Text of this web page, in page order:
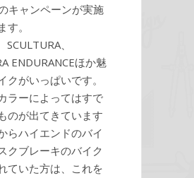
キャンペーンが実施
す。
SCULTURA、
ENDURANCEほか魅
クがいっぱいです。
ラーによってはすで
のが出てきています
らハイエンドのバイ
クブレーキのバイク
ていた方は、これを